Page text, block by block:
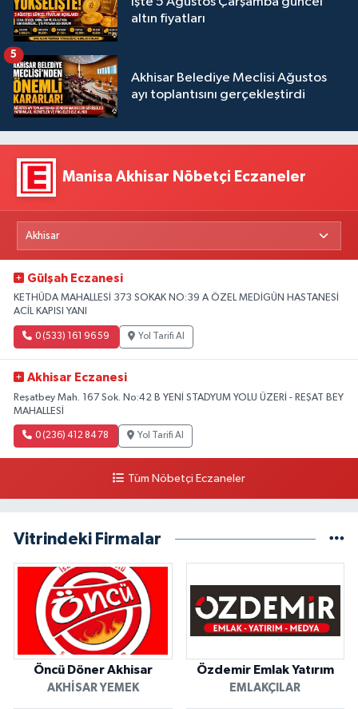
altın fiyatları
Akhisar Belediye Meclisi Ağustos
ayı toplantısını gerçekleştirdi
5
Manisa Akhisar Nöbetçi Eczaneler
Gülşah Eczanesi
KETHÜDA MAHALLESİ 373 SOKAK NO:39 A ÖZEL MEDİGÜN HASTANESİ
ACİL KAPISI YANI
0 (533) 161 96 59 Yol Tarifi Al
Akhisar Eczanesi
Reşatbey Mah. 167 Sok. No:42 B YENİ STADYUM YOLU ÜZERİ - REŞAT BEY
MAHALLESİ
0 (236) 412 84 78 Yol Tarifi Al
Tüm Nöbetçi Eczaneler
Vitrindeki Firmalar
Öncü Döner Akhisar
AKHISAR YEMEK
Özdemir Emlak Yatırım
EMLAKÇILAR